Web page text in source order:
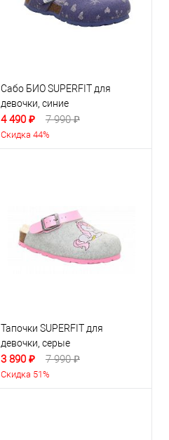
Сабо БИО SUPERFIT для
девочки, синие
4 490 ₽ 7 990 ₽
Скидка 44%
Тапочки SUPERFIT для
девочки, серые
3 890 ₽ 7 990 ₽
Скидка 51%